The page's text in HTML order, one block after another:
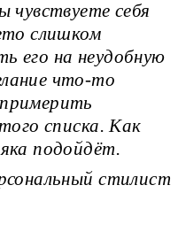
себя
слишком
его на неудобную
что-то
списка. Как
подойдёт.
стилист